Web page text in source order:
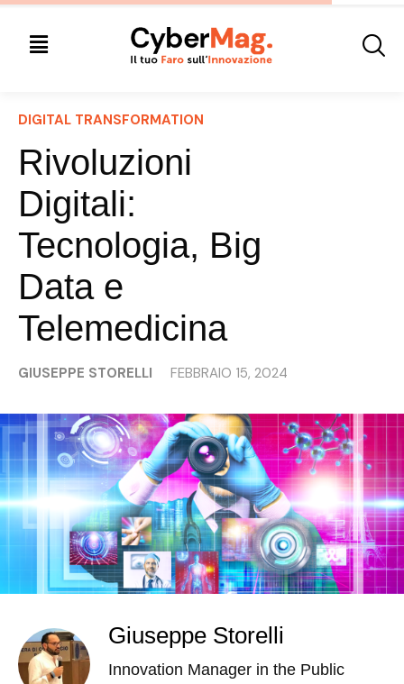
DIGITAL TRANSFORMATION
Rivoluzioni
Digitali:
Tecnologia, Big
Data e
Telemedicina
GIUSEPPE STORELLI FEBBRAIO 15, 2024
Giuseppe Storelli
Innovation Manager in the Public